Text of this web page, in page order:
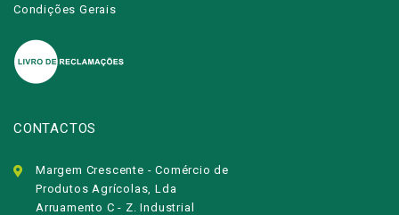
Condições Gerais
CONTACTOS
Margem Crescente - Comércio de
Produtos Agrícolas, Lda
Arruamento C - Z. Industrial